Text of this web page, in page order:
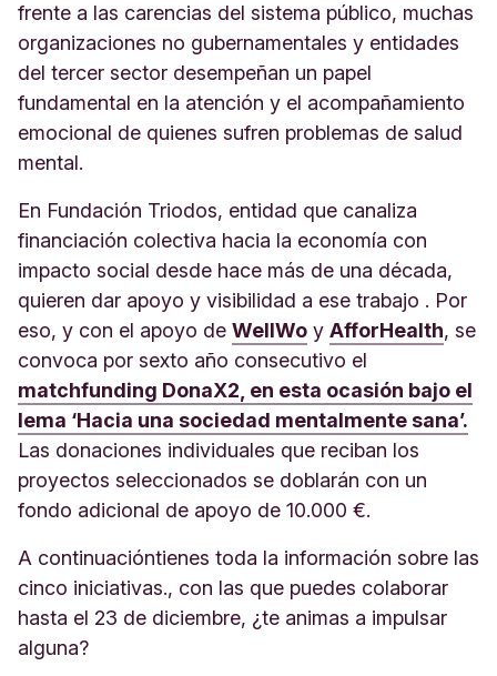
frente a las carencias del sistema público, muchas
organizaciones no gubernamentales y entidades
del tercer sector desempeñan un papel
fundamental en la atención y el acompañamiento
emocional de quienes sufren problemas de salud
mental.
En Fundación Triodos, entidad que canaliza
financiación colectiva hacia la economía con
impacto social desde hace más de una década,
quieren dar apoyo y visibilidad a ese trabajo . Por
eso, y con el apoyo de WellWo y AfforHealth, se
convoca por sexto año consecutivo el
matchfunding DonaX2, en esta ocasión bajo el
lema ‘Hacia una sociedad mentalmente sana’.
Las donaciones individuales que reciban los
proyectos seleccionados se doblarán con un
fondo adicional de apoyo de 10.000 €.
A continuacióntienes toda la información sobre las
cinco iniciativas., con las que puedes colaborar
hasta el 23 de diciembre, ¿te animas a impulsar
alguna?